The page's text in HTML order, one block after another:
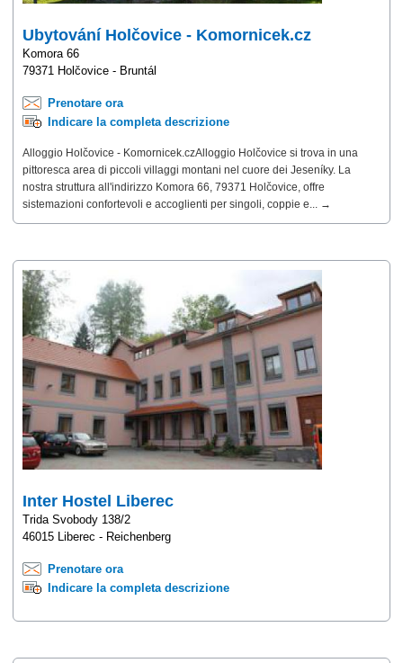
Ubytování Holčovice - Komornicek.cz
Komora 66
79371 Holčovice - Bruntál
Prenotare ora
Indicare la completa descrizione
Alloggio Holčovice - Komornicek.czAlloggio Holčovice si trova in una
pittoresca area di piccoli villaggi montani nel cuore dei Jeseníky. La
nostra struttura all'indirizzo Komora 66, 79371 Holčovice, offre
sistemazioni confortevoli e accoglienti per singoli, coppie e... →
Inter Hostel Liberec
Trida Svobody 138/2
46015 Liberec - Reichenberg
Prenotare ora
Indicare la completa descrizione